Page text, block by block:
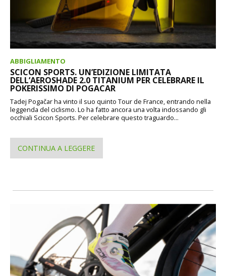
ABBIGLIAMENTO
SCICON SPORTS. UN’EDIZIONE LIMITATA
DELL’AEROSHADE 2.0 TITANIUM PER CELEBRARE IL
POKERISSIMO DI POGACAR
Tadej Pogačar ha vinto il suo quinto Tour de France, entrando nella
leggenda del ciclismo. Lo ha fatto ancora una volta indossando gli
occhiali Scicon Sports. Per celebrare questo traguardo...
CONTINUA A LEGGERE